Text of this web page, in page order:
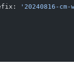
'20240816-